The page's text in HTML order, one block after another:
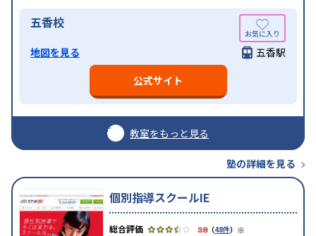
五香校
地図を見る
五香駅
公式サイト
教室をもっと見る
塾の詳細を見る
個別指導スクールIE
3.8（48件） ※